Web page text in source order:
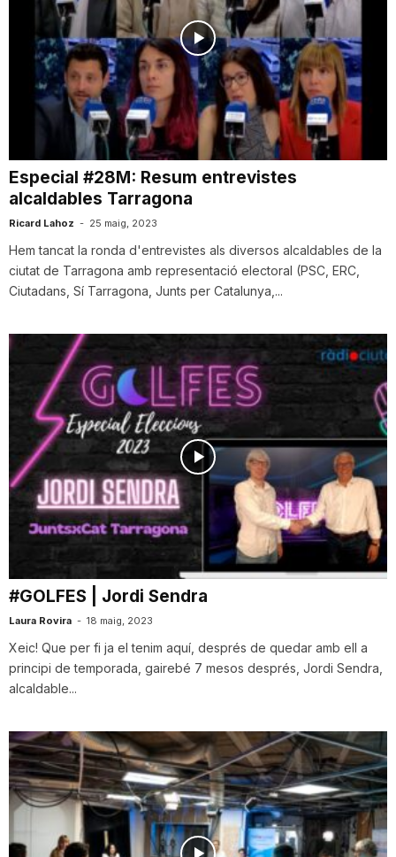
n
Especial #28M: Resum entrevistes
alcaldables Tarragona
Ricard Lahoz - 25 maig, 2023
Hem tancat la ronda d'entrevistes als diversos alcaldables de la
ciutat de Tarragona amb representació electoral (PSC, ERC,
Ciutadans, Sí Tarragona, Junts per Catalunya,...
#GOLFES | Jordi Sendra
Laura Rovira - 18 maig, 2023
Xeic! Que per fi ja el tenim aquí, després de quedar amb ell a
principi de temporada, gairebé 7 mesos després, Jordi Sendra,
alcaldable...